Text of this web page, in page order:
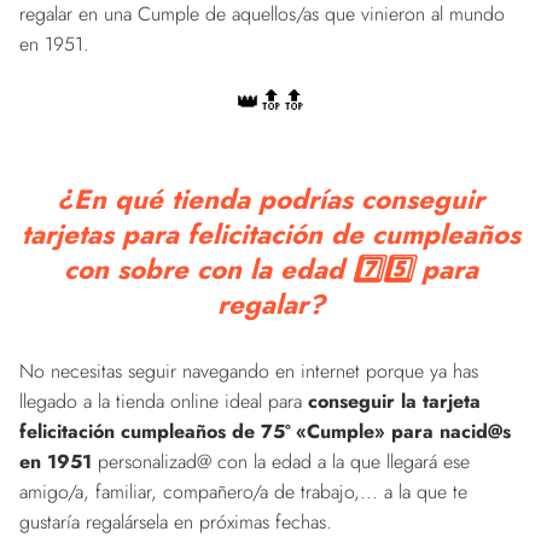
regalar en una Cumple de aquellos/as que vinieron al mundo
en 1951.
👑🔝🔝
¿En qué tienda podrías conseguir
tarjetas para felicitación de cumpleaños
con sobre con la edad 7️⃣5️⃣ para
regalar?
No necesitas seguir navegando en internet porque ya has
llegado a la tienda online ideal para conseguir la tarjeta
felicitación cumpleaños de 75º «Cumple» para nacid@s
en 1951 personalizad@ con la edad a la que llegará ese
amigo/a, familiar, compañero/a de trabajo,... a la que te
gustaría regalársela en próximas fechas.